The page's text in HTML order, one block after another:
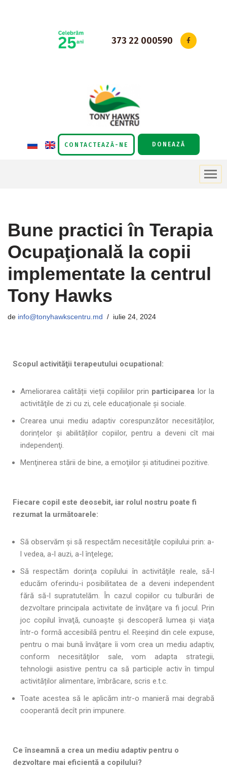
373 22 000590
CONTACTEAZĂ-NE DONEAZĂ
Bune practici în Terapia
Ocupaţională la copii
implementate la centrul
Tony Hawks
de info@tonyhawkscentru.md iulie 24, 2024
Scopul activităţii terapeutului ocupational:
Ameliorarea calității vieții copiliilor prin participarea lor la
activităţile de zi cu zi, cele educaționale și sociale.
Crearea unui mediu adaptiv corespunzător necesităților,
dorințelor și abilităților copiilor, pentru a deveni cît mai
independenţi.
Menţinerea stării de bine, a emoţiilor și atitudinei pozitive.
Fiecare copil este deosebit, iar rolul nostru poate fi
rezumat la următoarele:
Să observăm şi să respectăm necesităţile copilului prin: a-
l vedea, a-l auzi, a-l înţelege;
Să respectăm dorinţa copilului în activităţile reale, să-l
educăm oferindu-i posibilitatea de a deveni independent
fără să-l supratutelăm. În cazul copiilor cu tulburări de
dezvoltare principala activitate de învăţare va fi jocul. Prin
joc copilul învaţă, cunoaşte şi descoperă lumea şi viaţa
într-o formă accesibilă pentru el. Reeşind din cele expuse,
pentru o mai bună învăţare îi vom crea un mediu adaptiv,
conform necesităţilor sale, vom adapta strategii,
tehnologii asistive pentru ca să participle activ în timpul
activităților alimentare, îmbrăcare, scris e.t.c.
Toate acestea să le aplicăm intr-o manieră mai degrabă
cooperantă decît prin impunere.
Ce înseamnă a crea un mediu adaptiv pentru o
dezvoltare mai eficientă a copilului?